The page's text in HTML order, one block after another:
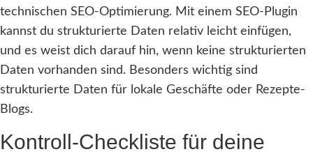
technischen SEO-Optimierung. Mit einem SEO-Plugin
kannst du strukturierte Daten relativ leicht einfügen,
und es weist dich darauf hin, wenn keine strukturierten
Daten vorhanden sind. Besonders wichtig sind
strukturierte Daten für lokale Geschäfte oder Rezepte-
Blogs.
Kontroll-Checkliste für deine